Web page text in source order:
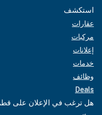
استكشف
عقارات
مركبات
إعلانات
خدمات
وظائف
Deals
هل ترغب في الإعلان على